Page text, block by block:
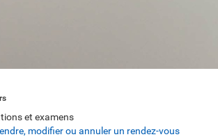
et examens
modifier ou annuler un rendez-vous